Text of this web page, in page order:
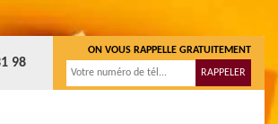
98
ON VOUS RAPPELLE GRATUITEMENT